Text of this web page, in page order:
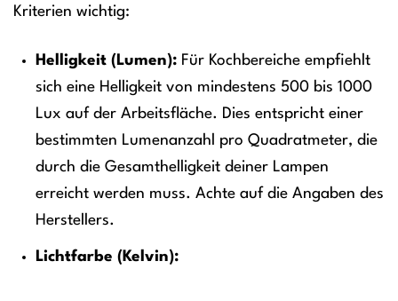
Kriterien wichtig:
Helligkeit (Lumen):Für Kochbereiche empfiehlt
sich eine Helligkeit von mindestens 500 bis 1000
Lux auf der Arbeitsfläche. Dies entspricht einer
bestimmten Lumenanzahl pro Quadratmeter, die
durch die Gesamthelligkeit deiner Lampen
erreicht werden muss. Achte auf die Angaben des
Herstellers.
Lichtfarbe (Kelvin):